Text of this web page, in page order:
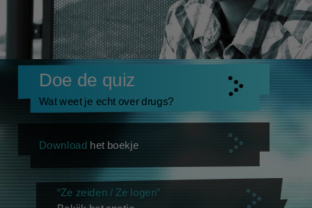
Doe de quiz
Wat weet je echt over drugs?
Download het boekje
“Ze zeiden / Ze logen”